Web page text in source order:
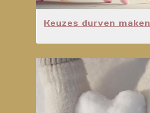
Keuzes durven maken